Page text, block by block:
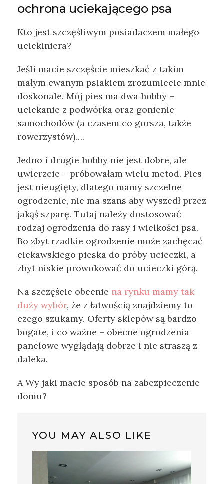
ochrona uciekającego psa
Kto jest szczęśliwym posiadaczem małego
uciekiniera?
Jeśli macie szczęście mieszkać z takim
małym cwanym psiakiem zrozumiecie mnie
doskonale. Mój pies ma dwa hobby –
uciekanie z podwórka oraz gonienie
samochodów (a czasem co gorsza, także
rowerzystów)….
Jedno i drugie hobby nie jest dobre, ale
uwierzcie – próbowałam wielu metod. Pies
jest nieugięty, dlatego mamy szczelne
ogrodzenie, nie ma szans aby wyszedł przez
jakąś szparę. Tutaj należy dostosować
rodzaj ogrodzenia do rasy i wielkości psa.
Bo zbyt rzadkie ogrodzenie może zachęcać
ciekawskiego pieska do próby ucieczki, a
zbyt niskie prowokować do ucieczki górą.
Na szczęście obecnie na rynku mamy tak
duży wybór, że z łatwością znajdziemy to
czego szukamy. Oferty sklepów są bardzo
bogate, i co ważne – obecne ogrodzenia
panelowe wyglądają dobrze i nie straszą z
daleka.
A Wy jaki macie sposób na zabezpieczenie
domu?
YOU MAY ALSO LIKE